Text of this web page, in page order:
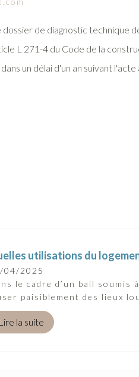
dossier de diagnostic
L 271-4 du Code de la
un délai d'un an suivant
utilisations du
04/2025
le cadre d’un bail
paisiblement des lieux
Lire la suite